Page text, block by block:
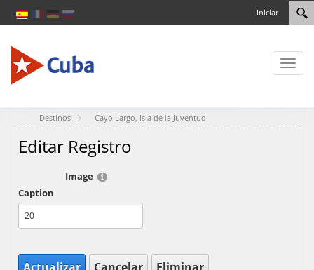
Iniciar
Toggle
Destinos Cayo Largo, Isla de la Juventud
Editar Registro
Image
Caption
Actualizar Cancelar Eliminar